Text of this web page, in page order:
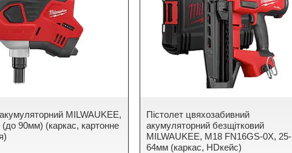
MILWAUKEE,
90мм) (каркас, картонне
Пістолет цвяхозабивний
акумуляторний безщітковий
MILWAUKEE, M18 FN16GS-0X, 25-
64мм (каркас, HDкейс)